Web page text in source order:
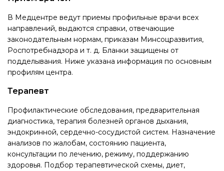
В Медцентре ведут приемы профильные врачи всех
направлений, выдаются справки, отвечающие
законодательным нормам, приказам Минсоцразвития,
Роспотребнадзора и т. д. Бланки защищены от
подделывания. Ниже указана информация по основным
профилям центра.
Терапевт
Профилактические обследования, предварительная
диагностика, терапия болезней органов дыхания,
эндокринной, сердечно-сосудистой систем. Назначение
анализов по жалобам, состоянию пациента,
консультации по лечению, режиму, поддержанию
здоровья. Подбор терапевтической схемы, диет,